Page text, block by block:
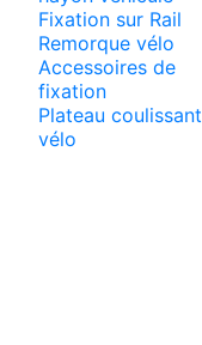
Fixation sur Rail
Remorque vélo
Accessoires de
fixation
Plateau coulissant
vélo